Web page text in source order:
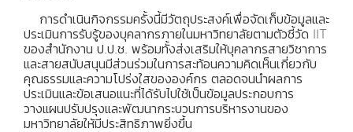
การดำเนินกิจกรรมครั้งนี้มีวัตถุประสงค์เพื่อจัดเก็บข้อมูลและ
ประเมินการรับรู้ของบุคลากรภายในมหาวิทยาลัยตามตัวชี้วัด IIT
ของสำนักงาน ป.ป.ช. พร้อมทั้งส่งเสริมให้บุคลากรสายวิชาการ
และสายสนับสนุนมีส่วนร่วมในการสะท้อนความคิดเห็นเกี่ยวกับ
คุณธรรมและความโปร่งใสขององค์กร ตลอดจนนำผลการ
ประเมินและข้อเสนอแนะที่ได้รับไปใช้เป็นข้อมูลประกอบการ
วางแผนปรับปรุงและพัฒนากระบวนการบริหารงานของ
มหาวิทยาลัยให้มีประสิทธิภาพยิ่งขึ้น